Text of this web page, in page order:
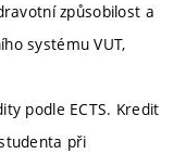
způsobilost a
systému VUT,
podle ECTS. Kredit
při